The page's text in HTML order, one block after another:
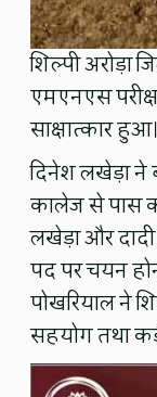
शिल्पी अरोड़ा
एमएनएस
साक्षात्कार
दिनेश लखेड़ा ने
कालेज से पास
लखेड़ा और
पद पर चयन
पोखरियाल ने
सहयोग तथा